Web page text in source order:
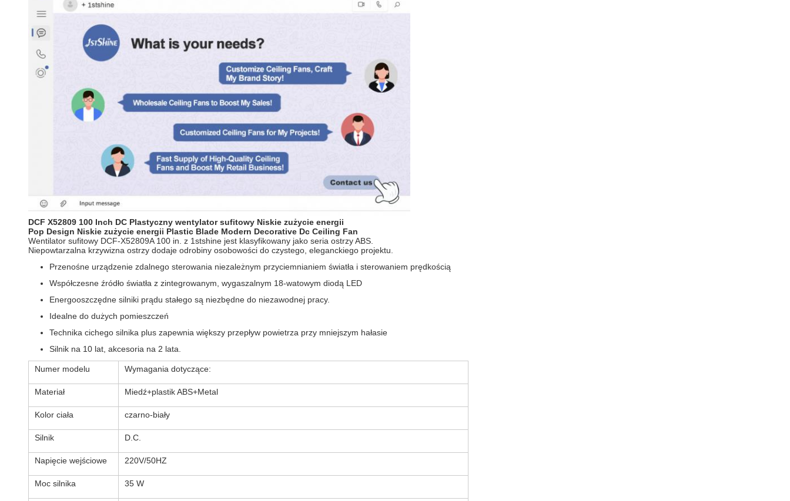
DCF X52809 100 Inch DC Plastyczny wentylator sufitowy Niskie zużycie energii
Pop Design Niskie zużycie energii Plastic Blade Modern Decorative Dc Ceiling Fan
Wentilator sufitowy DCF-X52809A 100 in. z 1stshine jest klasyfikowany jako seria ostrzy ABS.
Niepowtarzalna krzywizna ostrzy dodaje odrobiny osobowości do czystego, eleganckiego projektu.
Przenośne urządzenie zdalnego sterowania niezależnym przyciemnianiem światła i sterowaniem prędkością
Współczesne źródło światła z zintegrowanym, wygaszalnym 18-watowym diodą LED
Energooszczędne silniki prądu stałego są niezbędne do niezawodnej pracy.
Idealne do dużych pomieszczeń
Technika cichego silnika plus zapewnia większy przepływ powietrza przy mniejszym hałasie
Silnik na 10 lat, akcesoria na 2 lata.
Numer modelu Wymagania dotyczące:
Materiał Miedź+plastik ABS+Metal
Kolor ciała czarno-biały
Silnik D.C.
Napięcie wejściowe 220V/50HZ
Moc silnika 35 W